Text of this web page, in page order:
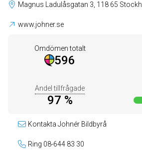
Magnus Ladulåsgatan 3,
www.johner.se
Omdömen totalt
596
Andel tillfrågade
97 %
Kontakta Johnér Bildbyrå
Ring 08-644 83 30